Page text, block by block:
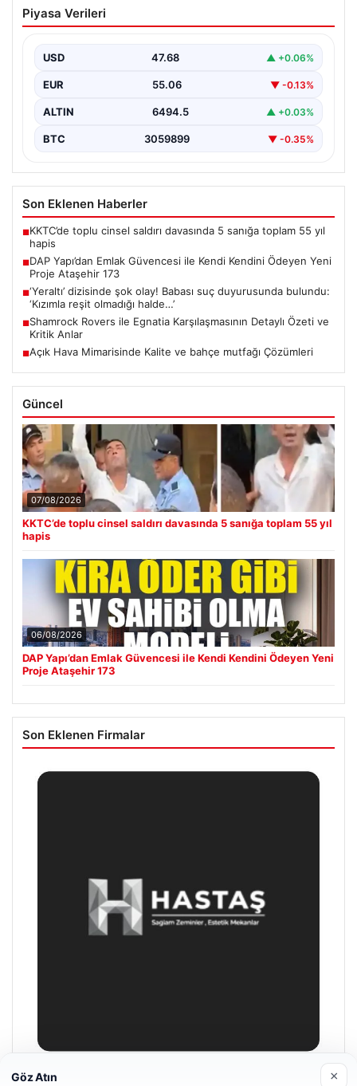
Kendini Ödeyen Yeni Proje Ataşehir 173
çeken DAP Gayrimenkul Geliştirme, müşterilerine
sunduğu yeni yaşam modeliyle…
Piyasa Verileri
USD 47.68 ▲ +0.06%
EUR 55.06 ▼ -0.13%
ALTIN 6494.5 ▲ +0.03%
BTC 3059899 ▼ -0.35%
Son Eklenen Haberler
■KKTC’de toplu cinsel saldırı davasında 5 sanığa toplam 55 yıl
hapis
■DAP Yapı’dan Emlak Güvencesi ile Kendi Kendini Ödeyen Yeni
Proje Ataşehir 173
■‘Yeraltı’ dizisinde şok olay! Babası suç duyurusunda bulundu:
‘Kızımla reşit olmadığı halde…’
■Shamrock Rovers ile Egnatia Karşılaşmasının Detaylı Özeti ve
Kritik Anlar
■Açık Hava Mimarisinde Kalite ve bahçe mutfağı Çözümleri
Güncel
07/08/2026
KKTC’de toplu cinsel saldırı davasında 5 sanığa toplam 55 yıl
hapis
06/08/2026
DAP Yapı’dan Emlak Güvencesi ile Kendi Kendini Ödeyen Yeni
Proje Ataşehir 173
Son Eklenen Firmalar
Göz Atın ×